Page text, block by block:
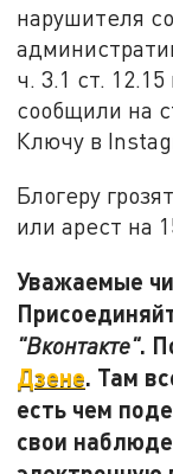
нарушителя
ч. 3.1 ст.
сообщили на
Ключу в
Блогеру
или арест на
Уважаемые
"Вконтакте".
Дзене. Там
есть чем
свои